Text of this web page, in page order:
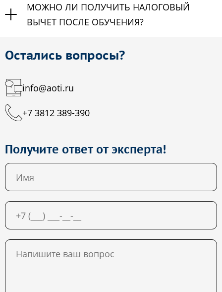
МОЖНО ЛИ ПОЛУЧИТЬ НАЛОГОВЫЙ
ВЫЧЕТ ПОСЛЕ ОБУЧЕНИЯ?
Остались вопросы?
info@aoti.ru
+7 3812 389-390
Получите ответ от эксперта!